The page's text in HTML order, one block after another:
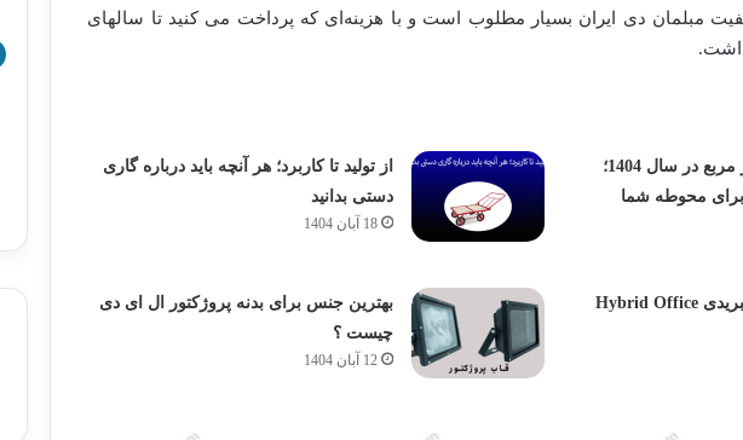
مبلمان دی ایران بسیار مطلوب است و با هزینه‌ای که پرداخت می کنید تا سالهای
داشت.
هزینه آسفالت هر متر مربع در سال 1404؛
برای محوطه شما
از تولید تا کاربرد؛ هر آنچه باید درباره گاری
دستی بدانید
18 آبان 1404
آینده مبلمان اداری هیبریدی Hybrid Office
بهترین جنس برای بدنه پروژکتور ال ای دی
چیست ؟
12 آبان 1404